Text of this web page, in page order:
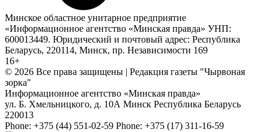
Минское областное унитарное предприятие
«Информационное агентство «Минская правда» УНП:
600013449. Юридический и почтовый адрес: Республика
Беларусь, 220114, Минск, пр. Независимости 169
16+
© 2026 Все права защищены | Редакция газеты "Чырвоная
зорка"
Информационное агентство «Минская правда»
ул. Б. Хмельницкого, д. 10А Минск Республика Беларусь
220013
Phone: +375 (44) 551-02-59 Phone: +375 (17) 311-16-59